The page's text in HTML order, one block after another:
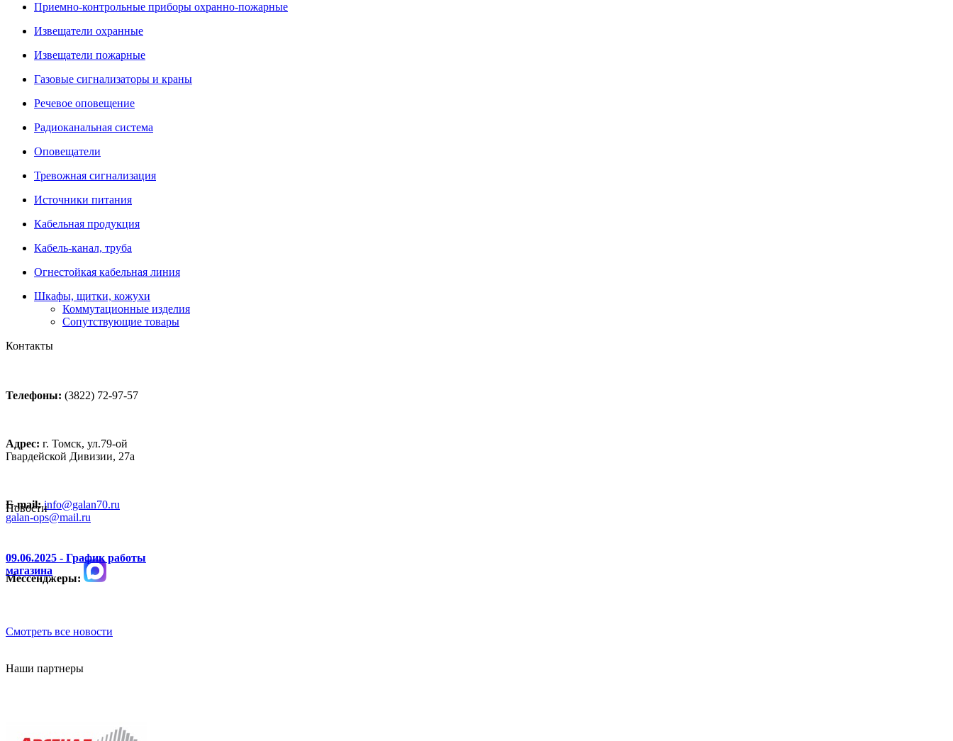
Приемно-контрольные приборы охранно-пожарные
Извещатели охранные
Извещатели пожарные
Газовые сигнализаторы и краны
Речевое оповещение
Радиоканальная система
Оповещатели
Тревожная сигнализация
Источники питания
Кабельная продукция
Кабель-канал, труба
Огнестойкая кабельная линия
Шкафы, щитки, кожухи
Коммутационные изделия
Сопутствующие товары
Контакты
Телефоны: (3822) 72-97-57
Адрес: г. Томск, ул.79-ой
Гвардейской Дивизии, 27а
E-mail: info@galan70.ru
galan-ops@mail.ru
Мессенджеры:
Новости
09.06.2025 - График работы
магазина
Смотреть все новости
Наши партнеры